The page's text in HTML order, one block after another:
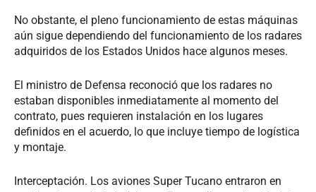
No obstante, el pleno funcionamiento de estas máquinas
aún sigue dependiendo del funcionamiento de los radares
adquiridos de los Estados Unidos hace algunos meses.
El ministro de Defensa reconoció que los radares no
estaban disponibles inmediatamente al momento del
contrato, pues requieren instalación en los lugares
definidos en el acuerdo, lo que incluye tiempo de logística
y montaje.
Interceptación. Los aviones Super Tucano entraron en